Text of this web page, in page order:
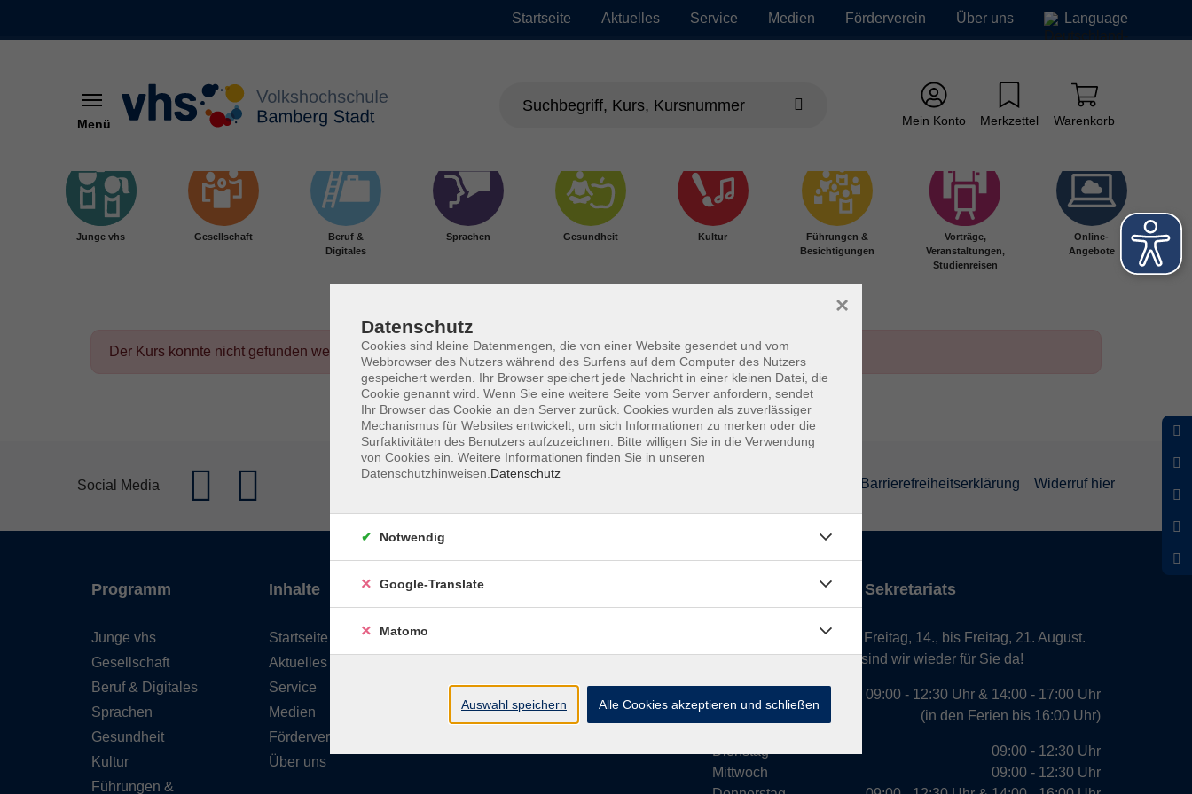
Startseite Aktuelles Service Medien Förderverein Über uns Language
Menü Mein Konto Merkzettel Warenkorb
Junge vhs Gesellschaft
Beruf &
Digitales
Sprachen Gesundheit Kultur
Führungen &
Besichtigungen
Vorträge,
Veranstaltungen,
Studienreisen
Online-
Angebote
Der Kurs konnte nicht gefunden werden.
Social Media Barrierefreiheitserklärung Widerruf hier
Programm
Junge vhs
Gesellschaft
Beruf & Digitales
Sprachen
Gesundheit
Kultur
Führungen &
Inhalte
Startseite
Aktuelles
Service
Medien
Förderverein
Über uns
vhs Bamberg Stadt
96052 Bamberg
Öffnungszeiten des Sekretariats
Wir machen Urlaub von Freitag, 14., bis Freitag, 21. August.
Ab Montag, 24. August, sind wir wieder für Sie da!
Dienstag
Mittwoch
09:00 - 12:30 Uhr & 14:00 - 17:00 Uhr
(in den Ferien bis 16:00 Uhr)
09:00 - 12:30 Uhr
09:00 - 12:30 Uhr
Datenschutz
Cookies sind kleine Datenmengen, die von einer Website gesendet und vom
Webbrowser des Nutzers während des Surfens auf dem Computer des Nutzers
gespeichert werden. Ihr Browser speichert jede Nachricht in einer kleinen Datei, die
Cookie genannt wird. Wenn Sie eine weitere Seite vom Server anfordern, sendet
Ihr Browser das Cookie an den Server zurück. Cookies wurden als zuverlässiger
Mechanismus für Websites entwickelt, um sich Informationen zu merken oder die
Surfaktivitäten des Benutzers aufzuzeichnen. Bitte willigen Sie in die Verwendung
von Cookies ein. Weitere Informationen finden Sie in unseren
Datenschutzhinweisen. Datenschutz
×
Notwendig
Google-Translate
Matomo
Auswahl speichern Alle Cookies akzeptieren und schließen